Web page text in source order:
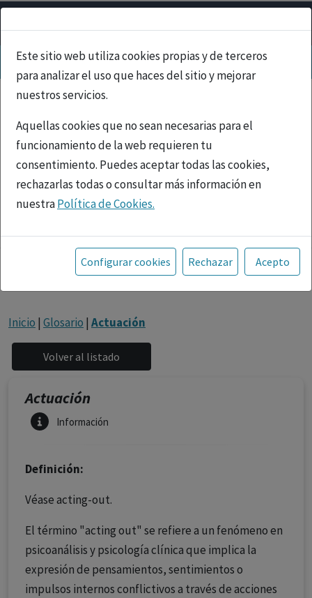
Este sitio web utiliza cookies propias y de terceros
para analizar el uso que haces del sitio y mejorar
nuestros servicios.
Aquellas cookies que no sean necesarias para el
funcionamiento de la web requieren tu
consentimiento. Puedes aceptar todas las cookies,
rechazarlas todas o consultar más información en
nuestraPolítica de Cookies.
Toda la información incluida en la Página Web está
referida a productos del mercado español y, por
tanto, dirigida a profesionales sanitarios legalmente
facultados para prescribir o dispensar medicamentos
con ejercicio profesional. La información técnica de los
fármacos se facilita a título meramente informativo,
siendo responsabilidad de los profesionales
facultados prescribir medicamentos y decidir, en cada
caso concreto, el tratamiento más adecuado a las
necesidades del paciente.
Configurar cookies Rechazar Acepto
Inicio | Glosario | Actuación
Actuación
Información
Definición:
Véase acting-out.
El término "acting out" se refiere a un fenómeno en
psicoanálisis y psicología clínica que implica la
expresión de pensamientos, sentimientos o
impulsos internos conflictivos a través de acciones